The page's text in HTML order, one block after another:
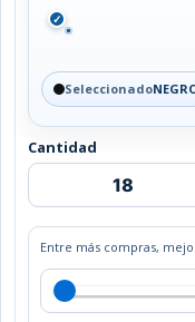
✓
Seleccionado
Cantidad
AUDÍFONOS
Entre más compras,